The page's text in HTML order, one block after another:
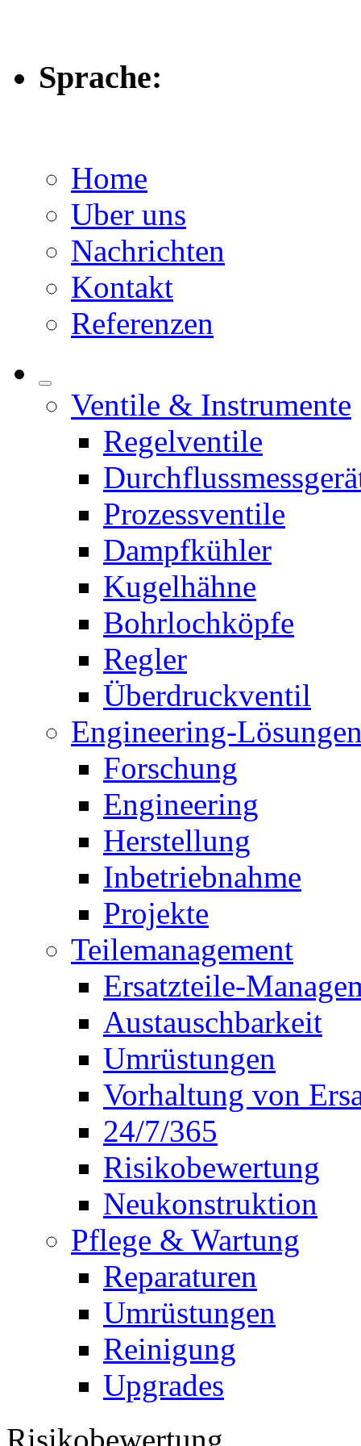
Sprache:
Home
Uber uns
Nachrichten
Kontakt
Referenzen
Ventile & Instrumente
Regelventile
Prozessventile
Dampfkühler
Kugelhähne
Bohrlochköpfe
Regler
Überdruckventil
Engineering-
Forschung
Engineering
Herstellung
Inbetriebnahme
Projekte
Teilemanagement
Ersatzteile-
Austauschbarkeit
Umrüstungen
Vorhaltung von
24/7/365
Risikobewertung
Neukonstruktion
Pflege & Wartung
Reparaturen
Umrüstungen
Reinigung
Upgrades
Risikobewertung